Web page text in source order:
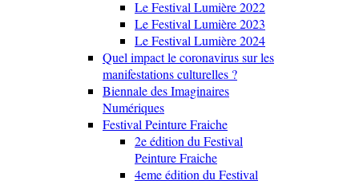
Le Festival Lumière 2022
Le Festival Lumière 2023
Le Festival Lumière 2024
Quel impact le coronavirus sur les
manifestations culturelles ?
Biennale des Imaginaires
Numériques
Festival Peinture Fraiche
2e édition du Festival
Peinture Fraiche
4eme édition du Festival